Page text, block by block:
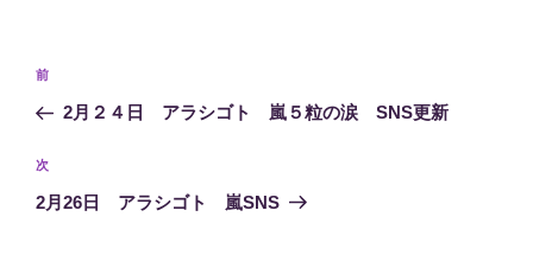
投
ナ
ビ
ゲ
過
去
投
稿
前
2月２４日 アラシゴト 嵐５粒の涙 SNS更新
次
の
次
2月26日 アラシゴト 嵐SNS